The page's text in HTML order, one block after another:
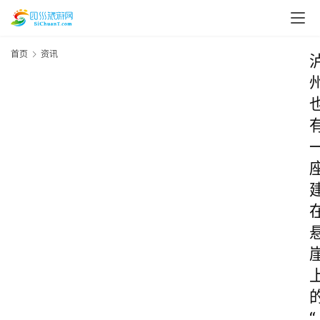
首页 资讯